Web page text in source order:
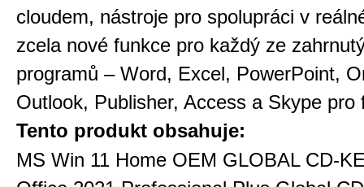
cloudem, nástroje pro spolupráci v
zcela nové funkce pro každý ze
programů – Word, Excel, PowerPoint,
Outlook, Publisher, Access a Skype pro
Tento produkt obsahuje:
MS Win 11 Home OEM GLOBAL CD-